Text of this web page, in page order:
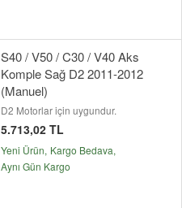
S40 / V50 / C30 / V40 Aks
Komple Sağ D2 2011-2012
(Manuel)
D2 Motorlar için uygundur.
5.713,02 TL
Yeni Ürün Kargo Bedava
Aynı Gün Kargo